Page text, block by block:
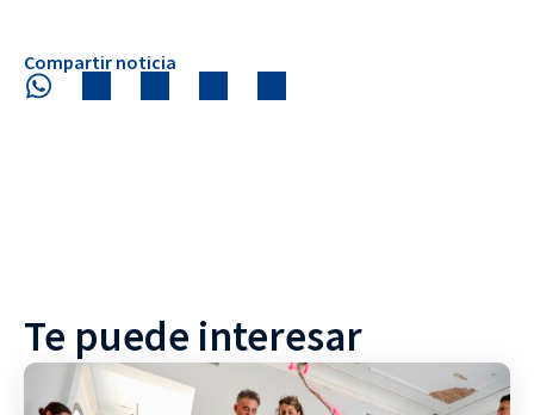
Compartir noticia
Te puede interesar